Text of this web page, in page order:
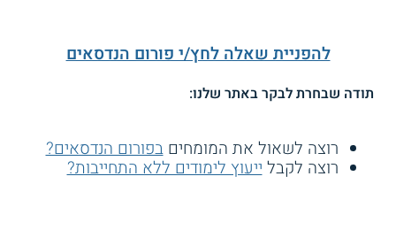
להפניית שאלה לחץ/י פורום הנדסאים
תודה שבחרת לבקר באתר שלנו:
רוצה לשאול את המומחיםבפורום הנדסאים?
רוצה לקבלייעוץ לימודים ללא התחייבות?